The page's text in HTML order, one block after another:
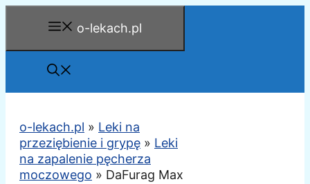
o-lekach.pl
o-lekach.pl » Leki na
przeziębienie i grypę » Leki
na zapalenie pęcherza
moczowego » DaFurag Max